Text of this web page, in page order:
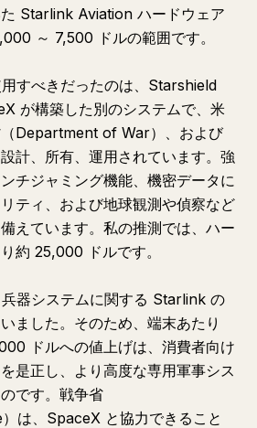
Starlink Aviation ハードウェア
～ 7,500 ドルの範囲です。
すべきだったのは、Starshield
が構築した別のシステムで、米
Department of War）、および
計、所有、運用されています。強
チジャミング機能、機密データに
ティ、および地球観測や偵察など
えています。私の推測では、ハー
約 25,000 ドルです。
器システムに関する Starlink の
ました。そのため、端末あたり
ドルへの値上げは、消費者向け
是正し、より高度な専用軍事シス
です。戦争省
）は、SpaceX と協力できること